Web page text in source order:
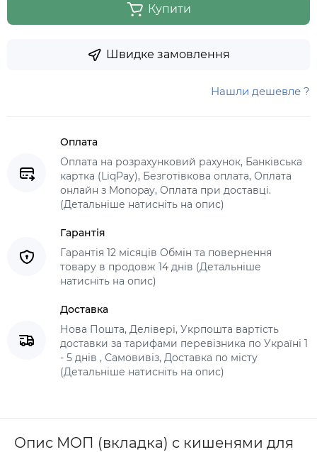
Купити
Швидке замовлення
Нашли дешевле ?
Оплата
Оплата на розрахунковий рахунок, Банківська
картка (LiqPay), Безготівкова оплата, Оплата
онлайн з Monopay, Оплата при доставці.
(Детальніше натисніть на опис)
Гарантія
Гарантія 12 місяців Обмін та повернення
товару в продовж 14 днів (Детальніше
натисніть на опис)
Доставка
Нова Пошта, Делівері, Укрпошта вартість
доставки за тарифами перевізника по Україні 1
- 5 днів , Самовивіз, Доставка по місту
(Детальніше натисніть на опис)
Опис МОП (вкладка) с кишенями для